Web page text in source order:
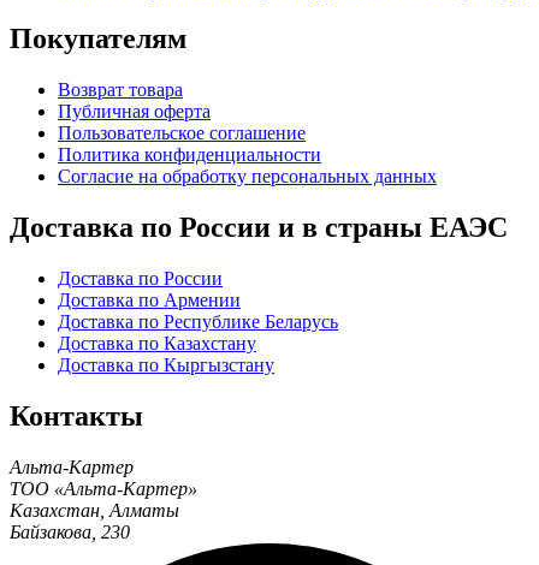
Покупателям
Возврат товара
Публичная оферта
Пользовательское соглашение
Политика конфиденциальности
Согласие на обработку персональных данных
Доставка по России и в страны ЕАЭС
Доставка по России
Доставка по Армении
Доставка по Республике Беларусь
Доставка по Казахстану
Доставка по Кыргызстану
Контакты
Альта-Картер
ТОО «Альта-Картер»
Казахстан Алматы
Байзакова, 230